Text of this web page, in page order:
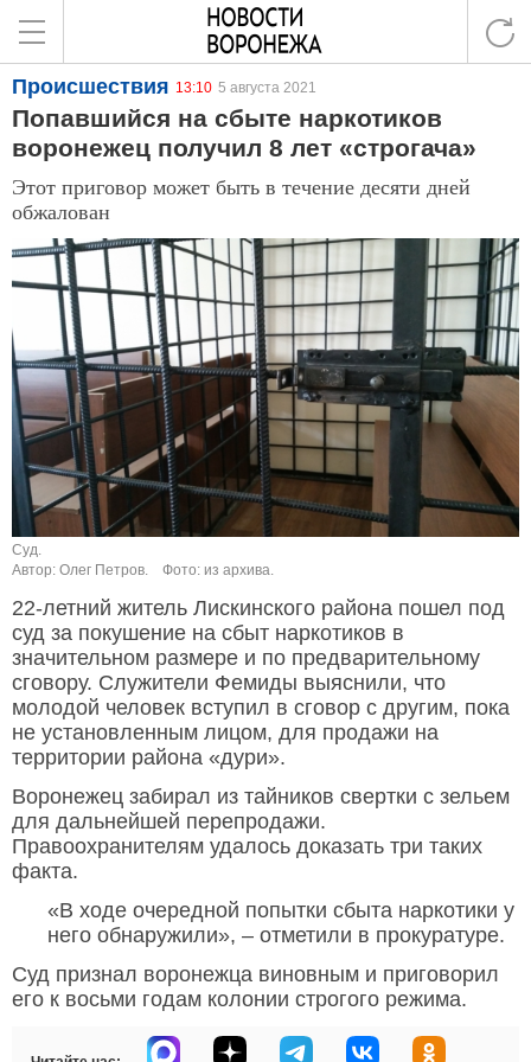
Происшествия 13:10 5 августа 2021
Попавшийся на сбыте наркотиков
воронежец получил 8 лет «строгача»
Этот приговор может быть в течение десяти дней
обжалован
Суд.
Автор: Олег Петров.
Фото: из архива.
22-летний житель Лискинского района пошел под
суд за покушение на сбыт наркотиков в
значительном размере и по предварительному
сговору. Служители Фемиды выяснили, что
молодой человек вступил в сговор с другим, пока
не установленным лицом, для продажи на
территории района «дури».
Воронежец забирал из тайников свертки с зельем
для дальнейшей перепродажи.
Правоохранителям удалось доказать три таких
факта.
«В ходе очередной попытки сбыта наркотики у
него обнаружили», – отметили в прокуратуре.
Суд признал воронежца виновным и приговорил
его к восьми годам колонии строгого режима.